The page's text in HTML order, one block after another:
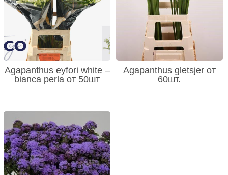
Agapanthus eyfori white –
bianca perla от 50шт
Agapanthus gletsjer от
60шт.